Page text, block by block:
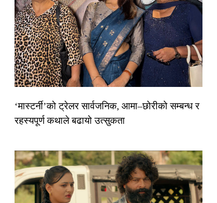
‘मास्टर्नी’को ट्रेलर सार्वजनिक, आमा–छोरीको सम्बन्ध र
रहस्यपूर्ण कथाले बढायो उत्सुकता